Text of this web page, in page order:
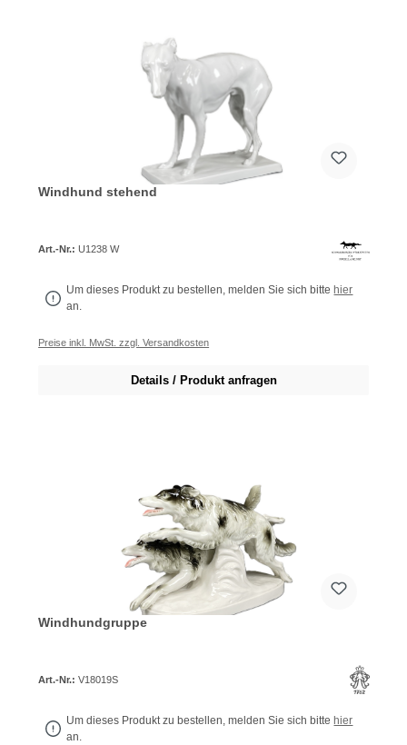
Windhund stehend
Art.-Nr.:U1238 W
Um dieses Produkt zu bestellen, melden Sie sich bitte hier
an.
Preise inkl. MwSt. zzgl. Versandkosten
Details / Produkt anfragen
Windhundgruppe
Art.-Nr.:V18019S
Um dieses Produkt zu bestellen, melden Sie sich bitte hier
an.